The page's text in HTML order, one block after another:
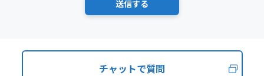
チャットで質問